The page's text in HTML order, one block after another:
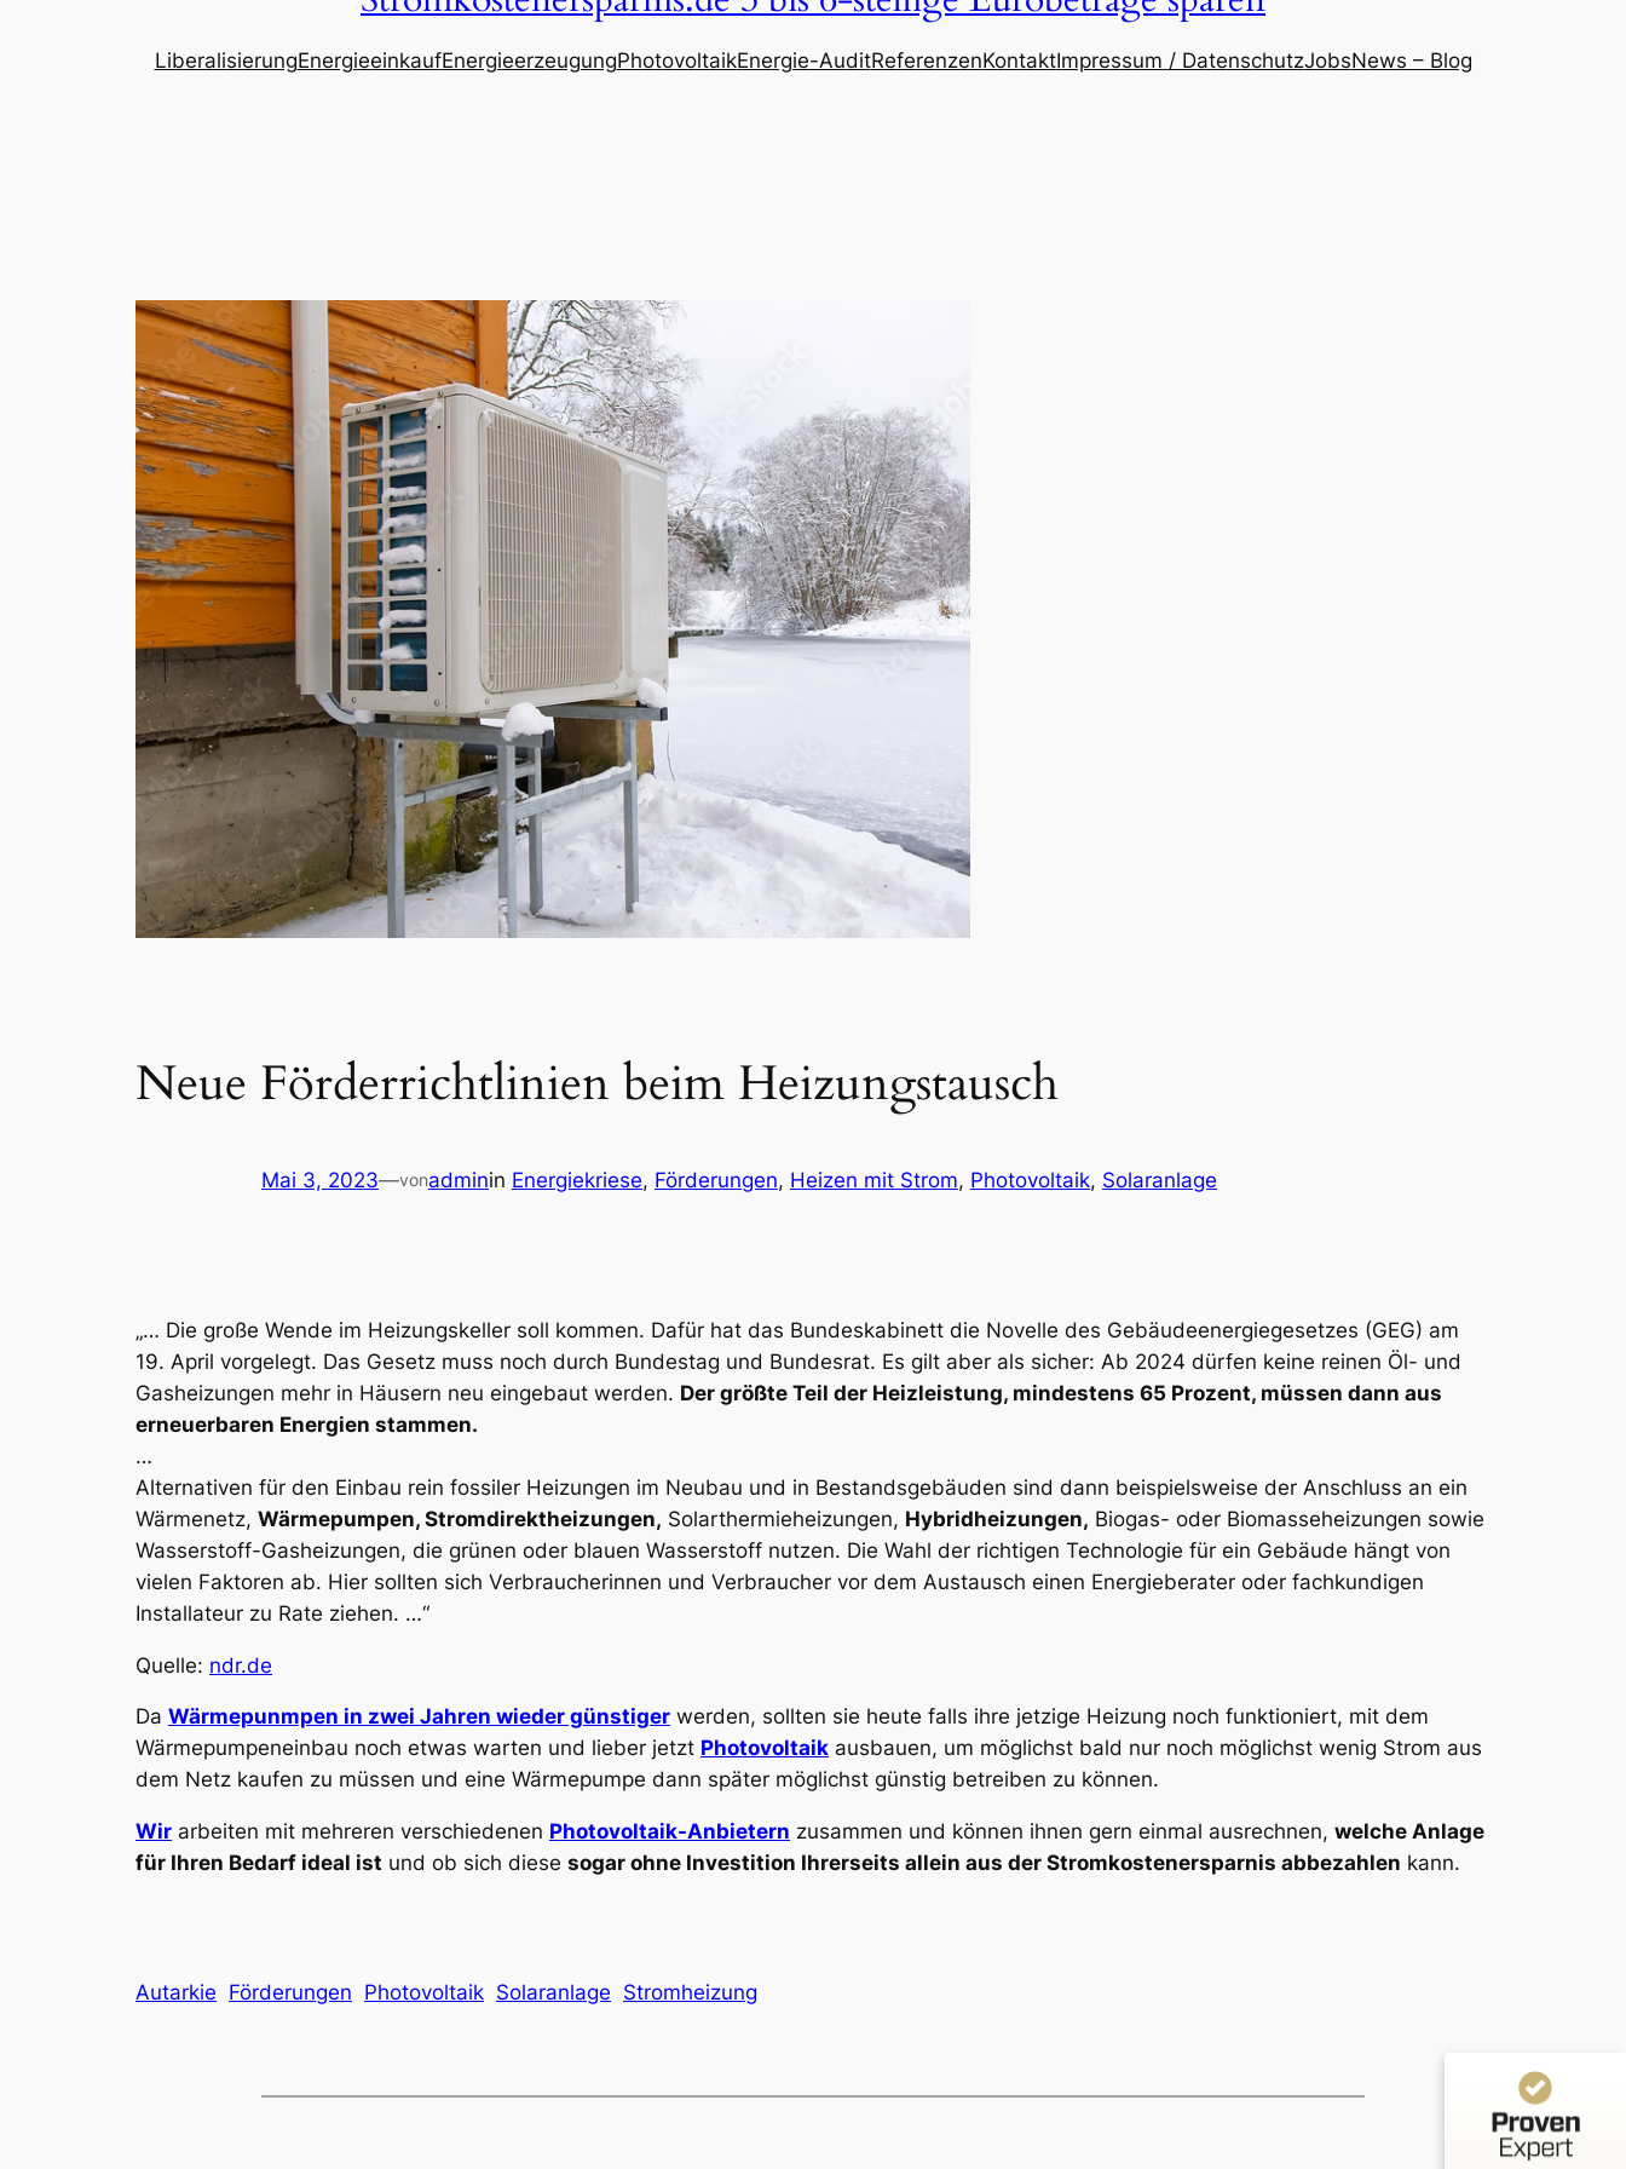
LiberalisierungEnergieeinkaufEnergieerzeugungPhotovoltaikEnergie-AuditReferenzenKontaktImpressum / DatenschutzJobsNews – Blog
Neue Förderrichtlinien beim Heizungstausch
Mai 3, 2023—vonadminin Energiekriese, Förderungen, Heizen mit Strom, Photovoltaik, Solaranlage
„… Die große Wende im Heizungskeller soll kommen. Dafür hat das Bundeskabinett die Novelle des Gebäudeenergiegesetzes (GEG) am
19. April vorgelegt. Das Gesetz muss noch durch Bundestag und Bundesrat. Es gilt aber als sicher: Ab 2024 dürfen keine reinen Öl- und
Gasheizungen mehr in Häusern neu eingebaut werden. Der größte Teil der Heizleistung, mindestens 65 Prozent, müssen dann aus
erneuerbaren Energien stammen.
…
Alternativen für den Einbau rein fossiler Heizungen im Neubau und in Bestandsgebäuden sind dann beispielsweise der Anschluss an ein
Wärmenetz, Wärmepumpen, Stromdirektheizungen, Solarthermieheizungen, Hybridheizungen, Biogas- oder Biomasseheizungen sowie
Wasserstoff-Gasheizungen, die grünen oder blauen Wasserstoff nutzen. Die Wahl der richtigen Technologie für ein Gebäude hängt von
vielen Faktoren ab. Hier sollten sich Verbraucherinnen und Verbraucher vor dem Austausch einen Energieberater oder fachkundigen
Installateur zu Rate ziehen. …“
Quelle: ndr.de
Da Wärmepunmpen in zwei Jahren wieder günstiger werden, sollten sie heute falls ihre jetzige Heizung noch funktioniert, mit dem
Wärmepumpeneinbau noch etwas warten und lieber jetzt Photovoltaik ausbauen, um möglichst bald nur noch möglichst wenig Strom aus
dem Netz kaufen zu müssen und eine Wärmepumpe dann später möglichst günstig betreiben zu können.
Wir arbeiten mit mehreren verschiedenen Photovoltaik-Anbietern zusammen und können ihnen gern einmal ausrechnen, welche Anlage
für Ihren Bedarf ideal ist und ob sich diese sogar ohne Investition Ihrerseits allein aus der Stromkostenersparnis abbezahlen kann.
Autarkie Förderungen Photovoltaik Solaranlage Stromheizung
Kundenbewertungen und Erfahrungen zu
Arndt-Timo Niggemeyer Unternehmensberatung und
Bewertungen auf ProvenExpert.com